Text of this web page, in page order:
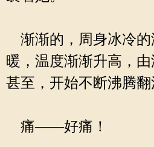
渐渐的，周身冰冷的
暖，温度渐渐升高，由
甚至，开始不断沸腾翻
痛——好痛！